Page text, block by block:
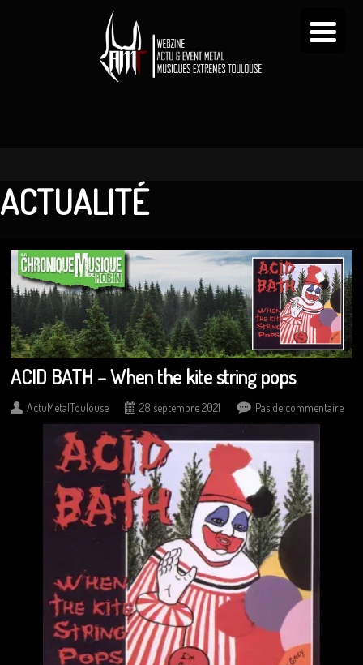
ACTUALITÉ
ACID BATH – When the kite string pops
ActuMetalToulouse 28 septembre 2021 Pas de commentaire